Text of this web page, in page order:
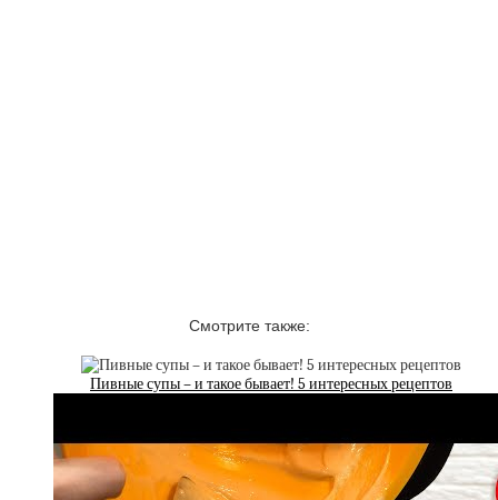
Смотрите также:
Пивные супы – и такое бывает! 5 интересных рецептов